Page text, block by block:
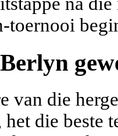
toernooi
van die
die beste